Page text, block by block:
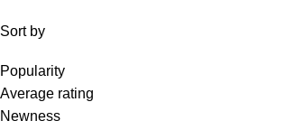
Sort by
Popularity
Average rating
Newness